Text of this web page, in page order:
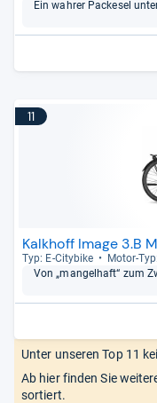
Ein wah­rer Packe­sel
11
Kalkhoff Image 3.B
Typ: E-​City­bike Motor-​
Von „man­gel­haft“ zum
Unter unseren Top 11
Ab hier finden Sie
sortiert.